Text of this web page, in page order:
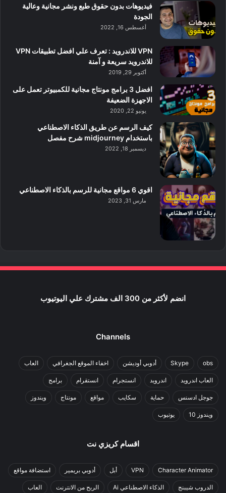
فيديوهات بدون حقوق طبع ونشر مجانية وعالية
الجودة
أغسطس 16, 2022
VPN للاندرويد : تعرف علي افضل تطبيقات VPN
للاندرويد سريعة و آمنة
أكتوبر 29, 2019
افضل 3 برامج مونتاج مجانية للكمبيوتر تعمل على
الاجهزة الضعيفة
يونيو 22, 2020
كيف الرسم عن طريق الذكاء الاصطناعي
باستخدام midjourney شرح مفصل
ديسمبر 18, 2022
اقوي 6 مواقع مجانية للرسم بالذكاء الاصطناعي
مارس 31, 2023
انضم لأكثر من 300 الف مشترك علي اليوتيوب
Channels
obs
Skype أدوبي أوديشن اخفاء الموقع الجغرافي العاب
العاب اندرويد اندرويد انستجرام انستقرام برامج
جوجل ادسنس حماية سكايب مواقع مونتاج ويندوز
ويندوز 10 يوتيوب
اقسام كريزي نت
Character Animator
VPN أبل أدوبي بريمير استضافة مواقع
الدروب شيبنج الذكاء الاصطناعي Ai الربح من الانترنت العاب